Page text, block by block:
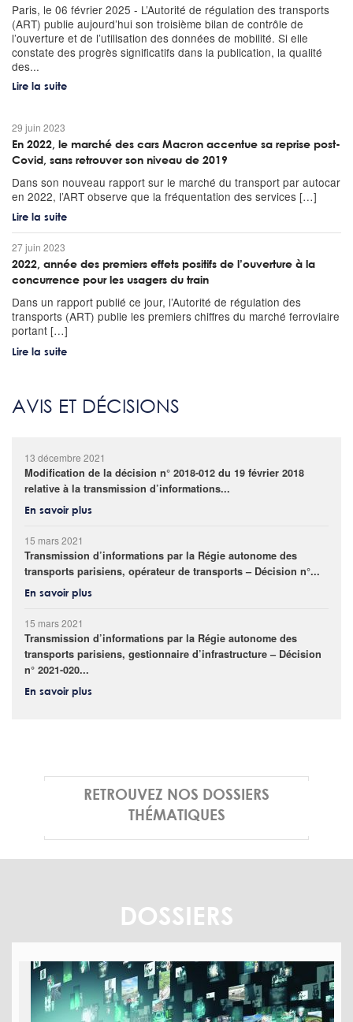
Paris, le 06 février 2025 - L’Autorité de régulation des transports
(ART) publie aujourd’hui son troisième bilan de contrôle de
l’ouverture et de l’utilisation des données de mobilité. Si elle
constate des progrès significatifs dans la publication, la qualité
des...
Lire la suite
29 juin 2023
En 2022, le marché des cars Macron accentue sa reprise post-
Covid, sans retrouver son niveau de 2019
Dans son nouveau rapport sur le marché du transport par autocar
en 2022, l’ART observe que la fréquentation des services […]
Lire la suite
27 juin 2023
2022, année des premiers effets positifs de l’ouverture à la
concurrence pour les usagers du train
Dans un rapport publié ce jour, l’Autorité de régulation des
transports (ART) publie les premiers chiffres du marché ferroviaire
portant […]
Lire la suite
AVIS ET DÉCISIONS
13 décembre 2021
Modification de la décision n° 2018-012 du 19 février 2018
relative à la transmission d’informations...
En savoir plus
15 mars 2021
Transmission d’informations par la Régie autonome des
transports parisiens, opérateur de transports – Décision n°...
En savoir plus
15 mars 2021
Transmission d’informations par la Régie autonome des
transports parisiens, gestionnaire d’infrastructure – Décision
n° 2021-020...
En savoir plus
RETROUVEZ NOS DOSSIERS
THÉMATIQUES
DOSSIERS